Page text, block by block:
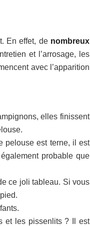
En effet, de nombreux
et l’arrosage, les
avec l’apparition
elles finissent
pelouse est terne, il est
probable que
ce joli tableau. Si vous
et les pissenlits ? Il est